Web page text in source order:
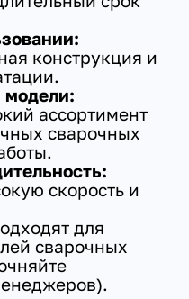
конструкция и
модели:
ассортимент
сварочных
скорость и
для
сварочных